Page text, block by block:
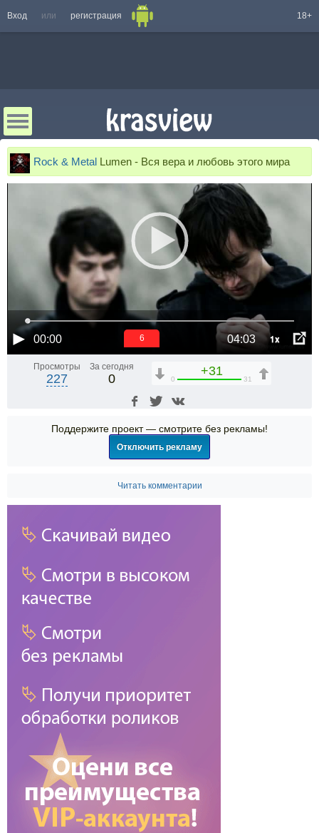
Вход или регистрация 18+
Rock & Metal Lumen - Вся вера и любовь этого мира
00:00 04:03 1x
6
Просмотры
227
За сегодня
0
+31
0 31
Поддержите проект — смотрите без рекламы!
Отключить рекламу
Читать комментарии